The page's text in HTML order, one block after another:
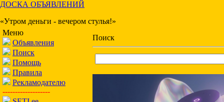
ДОСКА ОБЪЯВЛЕНИЙ
«Утром деньги - вечером стулья!»
Меню
Объявления
Поиск
Помощь
Правила
Рекламодателю
-------------------
Поиск